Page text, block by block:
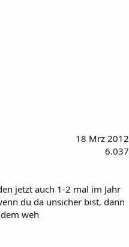
18 Mrz 2012
6.037
jetzt auch 1-2 mal im Jahr
du da unsicher bist, dann
weh